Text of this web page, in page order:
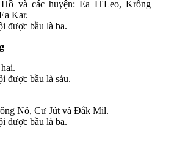
và các huyện: Ea H'Leo, Krông
Kar.
được bầu là ba.
được bầu là sáu.
Nô, Cư Jút và Đắk Mil.
được bầu là ba.